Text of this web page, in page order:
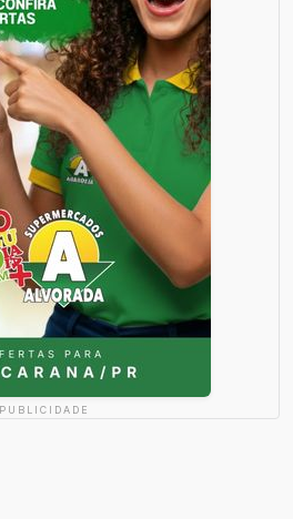
PUBLICIDADE